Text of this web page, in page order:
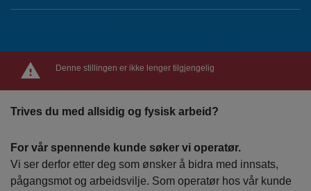
Denne stillingen er ikke lenger tilgjengelig
Trives du med allsidig og fysisk arbeid?
For vår spennende kunde søker vi operatør.
Vi ser derfor etter deg som ønsker å bidra med innsats,
pågangsmot og arbeidsvilje. Som operatør hos vår kunde